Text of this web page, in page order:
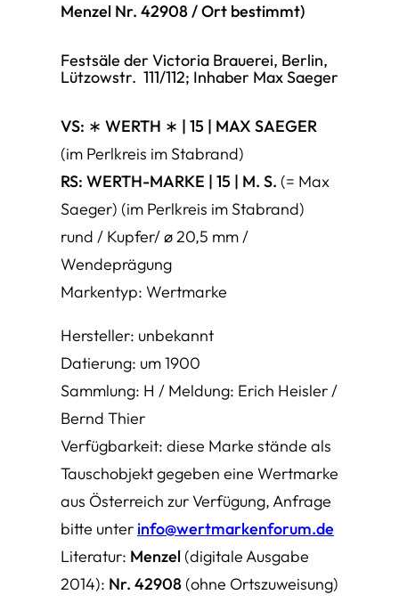
Menzel Nr. 42908 / Ort bestimmt)
Festsäle der Victoria Brauerei, Berlin,
Lützowstr. 111/112; Inhaber Max Saeger
VS: ∗ WERTH ∗ | 15 | MAX SAEGER
(im Perlkreis im Stabrand)
RS: WERTH-MARKE | 15 | M. S. (= Max
Saeger) (im Perlkreis im Stabrand)
rund / Kupfer/ ø 20,5 mm /
Wendeprägung
Markentyp: Wertmarke
Hersteller: unbekannt
Datierung: um 1900
Sammlung: H / Meldung: Erich Heisler /
Bernd Thier
Verfügbarkeit: diese Marke stände als
Tauschobjekt gegeben eine Wertmarke
aus Österreich zur Verfügung, Anfrage
bitte unter info@wertmarkenforum.de
Literatur: Menzel (digitale Ausgabe
2014): Nr. 42908 (ohne Ortszuweisung)